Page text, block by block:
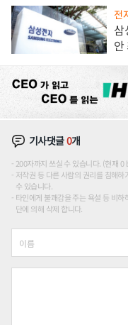
전
삼
안
기사댓글0개
200자까지 쓰실 수 있습니다. (현재
저작권 등 다른 사람의 권리를 침해
수 있습니다.
타인에게 불쾌감을 주는 욕설 등 비
단에 의해 삭제 합니다.